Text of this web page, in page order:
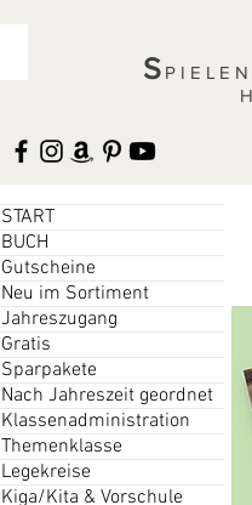
S
START
BUCH
Gutscheine
Neu im Sortiment
Jahreszugang
Gratis
Sparpakete
Nach Jahreszeit geordnet
Klassenadministration
Themenklasse
Legekreise
Kiga/Kita & Vorschule